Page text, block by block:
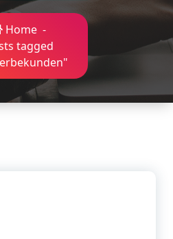
Home-
tagged